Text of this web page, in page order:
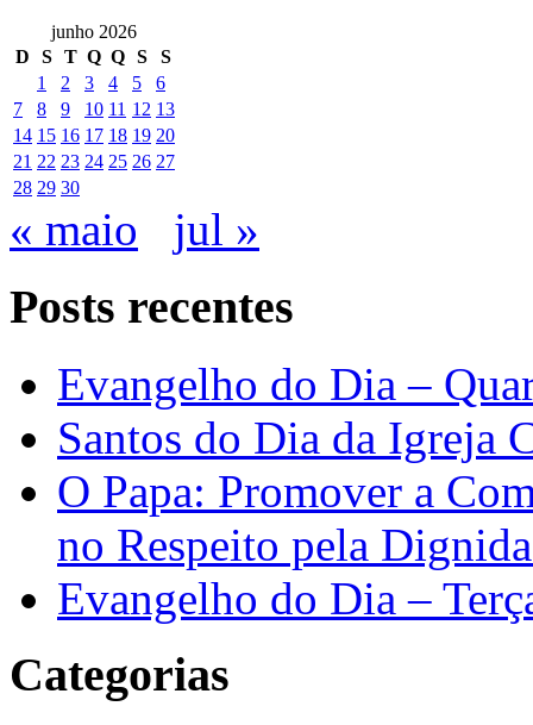
junho 2026
D
S T Q Q S
S
1
2 3 4 5
6
7
8 9 10 11 12 13
14 15 16 17 18 19 20
21 22 23 24 25 26 27
28 29 30
« maio jul »
Posts recentes
Evangelho do Dia –
Santos do Dia da Igreja
O Papa: Promover a
no Respeito pela
Evangelho do Dia –
Categorias